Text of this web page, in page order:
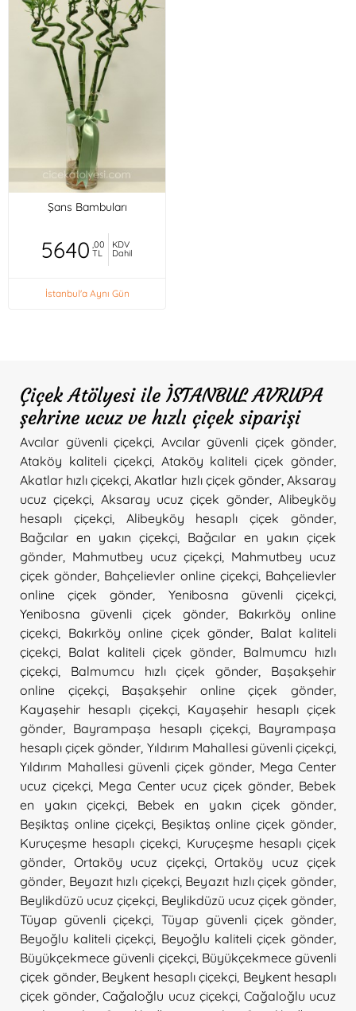
Şans Bambuları
5640 ,00
TL
KDV
Dahil
İstanbul'a Aynı Gün
Çiçek Atölyesi ile İSTANBUL AVRUPA
şehrine ucuz ve hızlı çiçek siparişi
Avcılar güvenli çiçekçi Avcılar güvenli çiçek gönder
Ataköy kaliteli çiçekçi, Ataköy kaliteli çiçek gönder
Akatlar hızlı çiçekçi ,Akatlar hızlı çiçek gönder,Aksaray
ucuz çiçekçi Aksaray ucuz çiçek gönder,Alibeyköy
hesaplı çiçekçi, Alibeyköy hesaplı çiçek gönder
Bağcılar en yakın çiçekçi
Bağcılar en yakın çiçek
gönder
Mahmutbey ucuz çiçekçi
Mahmutbey ucuz
çiçek gönder Bahçelievler online çiçekçi, Bahçelievler
online çiçek gönder
Yenibosna güvenli çiçekçi
Yenibosna güvenli çiçek gönder, Bakırköy online
çiçekçi
Bakırköy online çiçek gönder
Balat kaliteli
çiçekçi
Balat kaliteli çiçek gönder
Balmumcu hızlı
çiçekçi
Balmumcu hızlı çiçek gönder
Başakşehir
online çiçekçi, Başakşehir online çiçek gönder
Kayaşehir hesaplı çiçekçi, Kayaşehir hesaplı çiçek
gönder
Bayrampaşa hesaplı çiçekçi, Bayrampaşa
hesaplı çiçek gönder Yıldırım Mahallesi güvenli çiçekçi
Yıldırım Mahallesi güvenli çiçek gönder Mega Center
ucuz çiçekçi, Mega Center ucuz çiçek gönder Bebek
en yakın çiçekçi
Bebek en yakın çiçek gönder
Beşiktaş online çiçekçi, Beşiktaş online çiçek gönder
Kuruçeşme hesaplı çiçekçi Kuruçeşme hesaplı çiçek
gönder
Ortaköy ucuz çiçekçi, Ortaköy ucuz çiçek
gönder Beyazıt hızlı çiçekçi, Beyazıt hızlı çiçek gönder
Beylikdüzü ucuz çiçekçi Beylikdüzü ucuz çiçek gönder
Tüyap güvenli çiçekçi
Tüyap güvenli çiçek gönder
Beyoğlu kaliteli çiçekçi Beyoğlu kaliteli çiçek gönder
Büyükçekmece güvenli çiçekçi, Büyükçekmece güvenli
çiçek gönder, Beykent hesaplı çiçekçi Beykent hesaplı
çiçek gönder ,Cağaloğlu ucuz çiçekçi, Cağaloğlu ucuz